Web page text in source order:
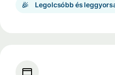
Legolcsóbb és